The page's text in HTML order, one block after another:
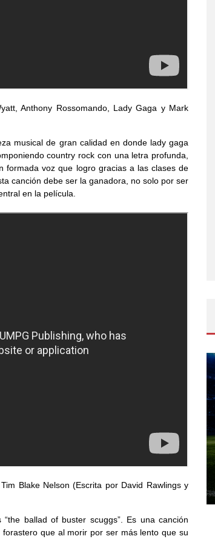
Anthony Rossomando, Lady Gaga y Mark
musical de gran calidad en donde lady gaga
country rock con una letra profunda,
formada voz que logro gracias a las clases de
canción debe ser la ganadora, no solo por ser
en la película.
Blake Nelson (Escrita por David Rawlings y
ballad of buster scuggs”. Es una canción
que al morir por ser más lento que su